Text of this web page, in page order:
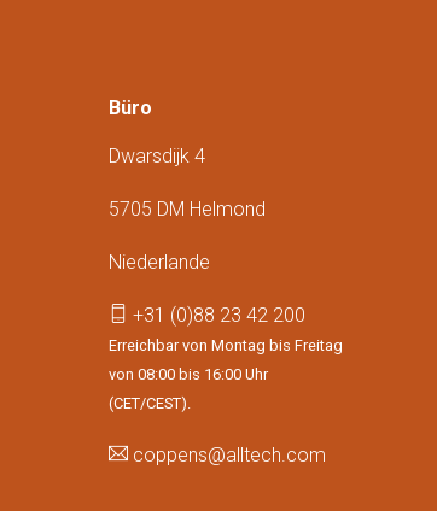
Büro
Dwarsdijk 4
5705 DM Helmond
Niederlande
+31 (0)88 23 42 200
Erreichbar von Montag bis Freitag
von 08:00 bis 16:00 Uhr
(CET/CEST).
coppens@alltech.com